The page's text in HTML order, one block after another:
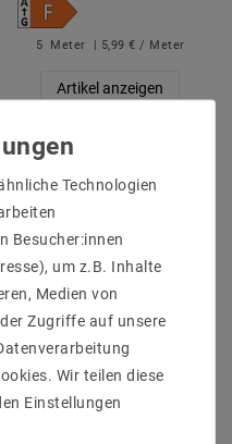
5 Meter | 5,99 € / Meter
Artikel anzeigen
LED Strip 2835
Neutralweiß (4000k) CRI
Technologien
Besucher:innen
um z.B. Inhalte
Medien von
Zugriffe auf unsere
Wir teilen diese
Einstellungen